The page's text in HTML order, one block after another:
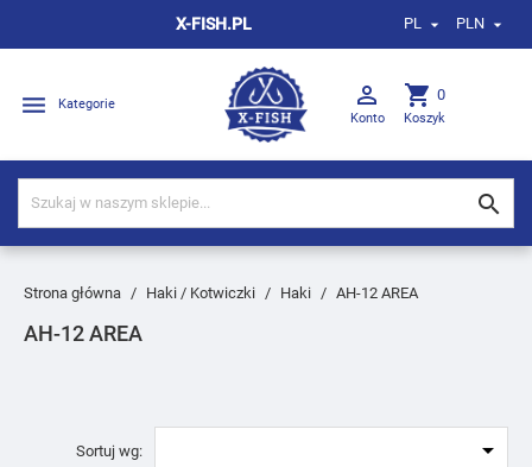
X-FISH.PL PL  PLN 
 Kategorie 
Konto
shopping_cart 0
Koszyk

Strona główna Haki / Kotwiczki Haki AH-12 AREA
AH-12 AREA
Sortuj wg: 